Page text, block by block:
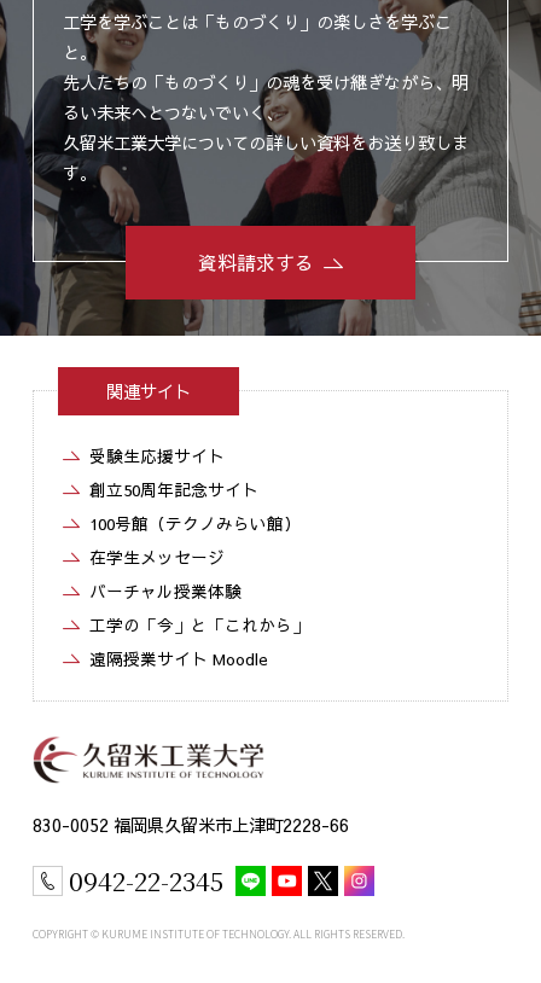
工学を学ぶことは「ものづくり」の楽しさを学ぶこ
と。
先人たちの「ものづくり」の魂を受け継ぎながら、明
るい未来へとつないでいく、
久留米工業大学についての詳しい資料をお送り致しま
す。
資料請求する
関連サイト
受験生応援サイト
創立50周年記念サイト
100号館（テクノみらい館）
在学生メッセージ
バーチャル授業体験
工学の「今」と「これから」
遠隔授業サイト Moodle
830-0052 福岡県久留米市上津町2228-66
0942-22-2345
COPYRIGHT © KURUME INSTITUTE OF TECHNOLOGY. ALL RIGHTS RESERVED.